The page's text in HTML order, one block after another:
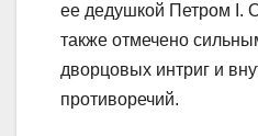
ее дедушкой Петром I.
также отмечено
дворцовых интриг и
противоречий.